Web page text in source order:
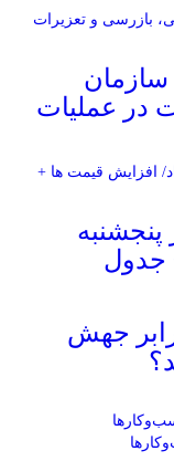
سازمان
در عملیات
جهش